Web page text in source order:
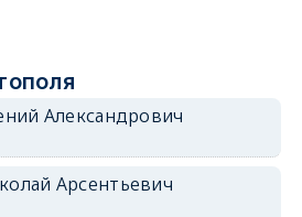
Александрович
Арсентьевич